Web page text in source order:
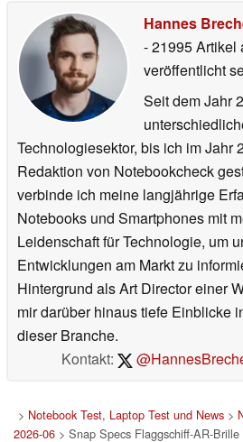
Hannes
- 21995 Artikel
veröffentlicht
Seit dem Jahr
Technologiesektor, bis ich im Jahr
Redaktion von Notebookcheck
verbinde ich meine langjährige
Notebooks und Smartphones mit
Leidenschaft für Technologie, um
Entwicklungen am Markt zu
Hintergrund als Art Director einer
mir darüber hinaus tiefe Einblicke
dieser Branche.
Kontakt:
> Notebook Test, Laptop Test und News>
2026-06> Snap Specs Flaggschiff-AR-